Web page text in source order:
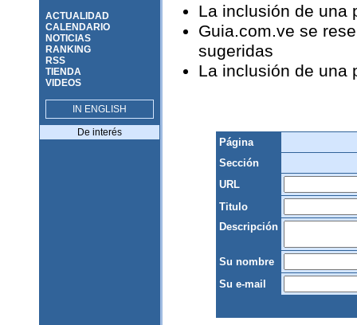
ACTUALIDAD
CALENDARIO
NOTICIAS
RANKING
RSS
TIENDA
VIDEOS
IN ENGLISH
De interés
La inclusión de una
Guia.com.ve se
sugeridas
La inclusión de una
Página
Sección
URL
Titulo
Descripción
Su nombre
Su e-mail